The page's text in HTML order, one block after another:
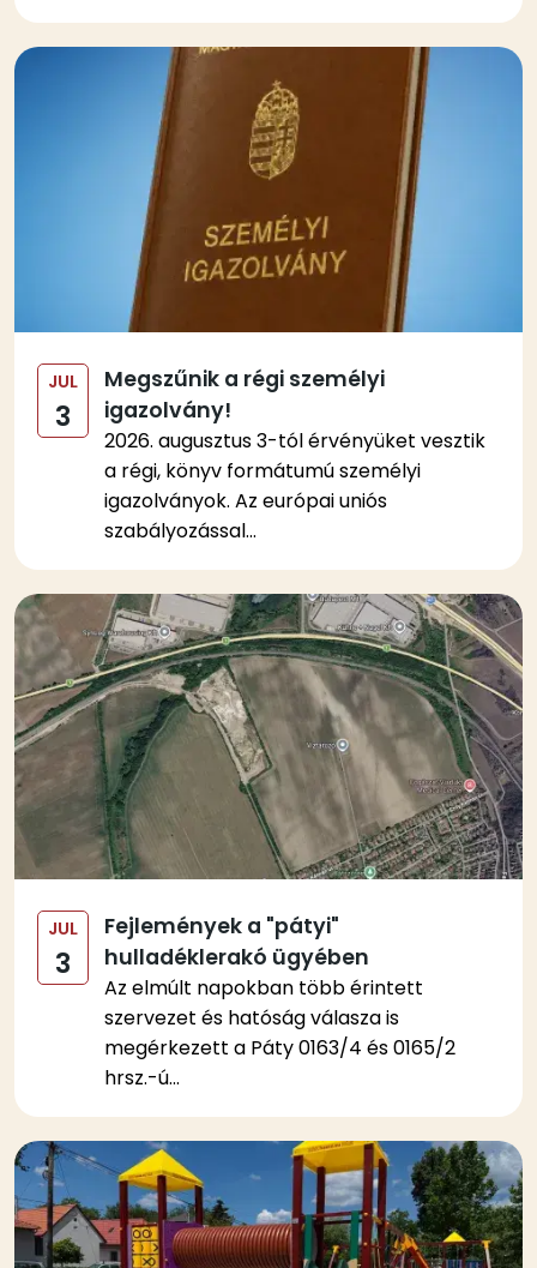
Kép
JUL
3
Megszűnik a régi személyi
igazolvány!
2026. augusztus 3-tól érvényüket vesztik
a régi, könyv formátumú személyi
igazolványok. Az európai uniós
szabályozással...
Kép
JUL
3
Fejlemények a "pátyi"
hulladéklerakó ügyében
Az elmúlt napokban több érintett
szervezet és hatóság válasza is
megérkezett a Páty 0163/4 és 0165/2
hrsz.-ú...
Kép